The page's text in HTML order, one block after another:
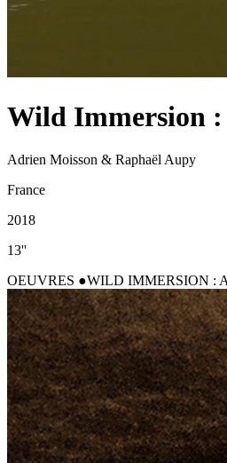
Wild Immersion
Adrien Moisson & Raphaël Aupy
France
2018
13''
OEUVRES
WILD IMMERSION :